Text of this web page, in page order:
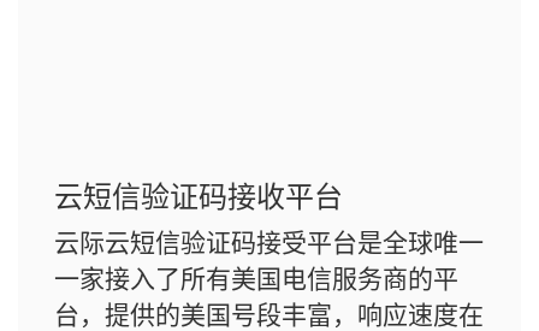
云短信验证码接收平台
云际云短信验证码接受平台是全球唯一
一家接入了所有美国电信服务商的平
台，提供的美国号段丰富，响应速度在